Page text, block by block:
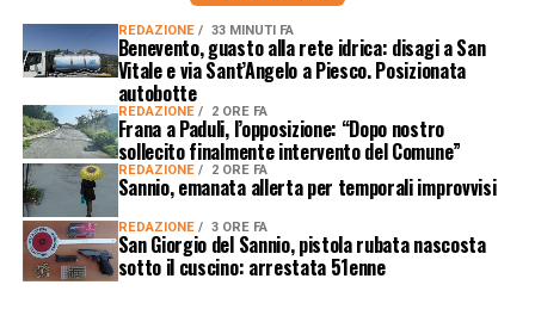
REDAZIONE 33 MINUTI FA
Benevento, guasto alla rete idrica: disagi a San
Vitale e via Sant’Angelo a Piesco. Posizionata
autobotte
REDAZIONE 2 ORE FA
Frana a Paduli, l’opposizione: “Dopo nostro
sollecito finalmente intervento del Comune”
REDAZIONE 2 ORE FA
Sannio, emanata allerta per temporali improvvisi
REDAZIONE 3 ORE FA
San Giorgio del Sannio, pistola rubata nascosta
sotto il cuscino: arrestata 51enne